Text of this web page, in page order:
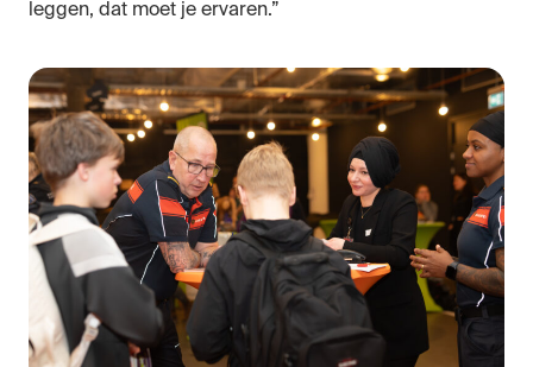
leggen, dat moet je ervaren.”